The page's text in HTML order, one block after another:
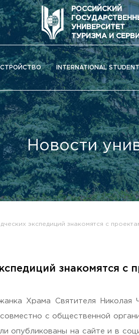
РОССИЙСКИЙ
УНИВЕРСИТЕТ
ТУРИЗМА И
INTERNATIONAL
граждан
Новости
экспедиций знакомятся с
знакомятся
Храма Святителя
с общественной
опубликованы на сайте и в